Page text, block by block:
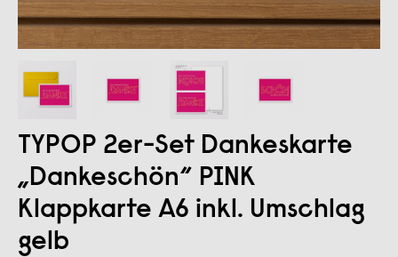
TYPOP 2er-Set Dankeskarte
„Dankeschön“ PINK
Klappkarte A6 inkl. Umschlag
gelb